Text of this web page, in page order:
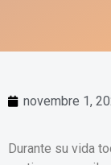
novembre 1,
Durante su vida